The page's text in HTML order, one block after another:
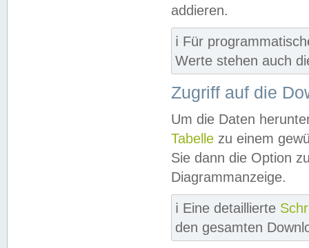
addieren.
ℹ️ Für
Werte stehen auch
Zugriff auf die
Um die Daten
Tabelle zu einem
Sie dann die Option
Diagrammanzeige.
ℹ️ Eine detaillierte
den gesamten